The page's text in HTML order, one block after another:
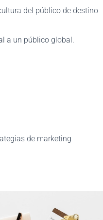
del público de destino
a un público global.
de marketing